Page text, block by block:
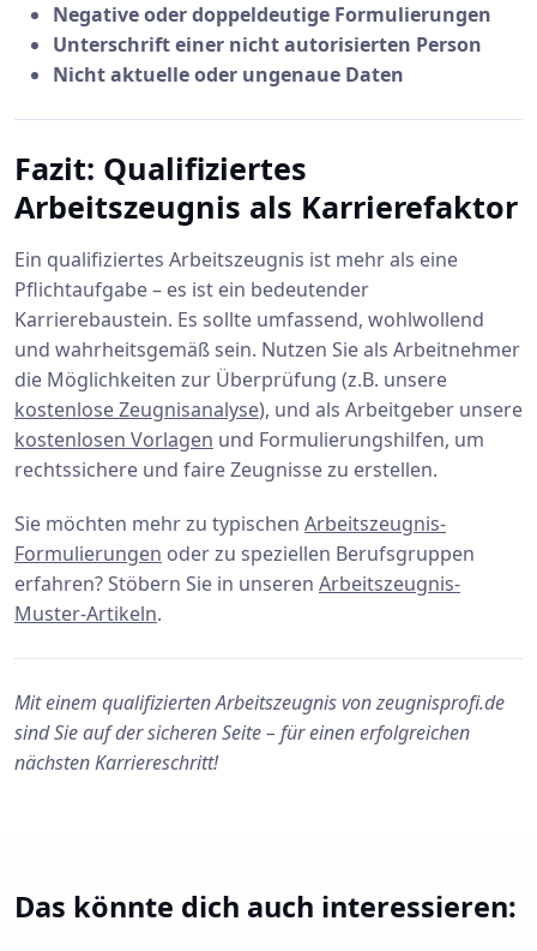
Negative oder doppeldeutige Formulierungen
Unterschrift einer nicht autorisierten Person
Nicht aktuelle oder ungenaue Daten
Fazit: Qualifiziertes
Arbeitszeugnis als Karrierefaktor
Ein qualifiziertes Arbeitszeugnis ist mehr als eine
Pflichtaufgabe – es ist ein bedeutender
Karrierebaustein. Es sollte umfassend, wohlwollend
und wahrheitsgemäß sein. Nutzen Sie als Arbeitnehmer
die Möglichkeiten zur Überprüfung (z.B. unsere
kostenlose Zeugnisanalyse), und als Arbeitgeber unsere
kostenlosen Vorlagen und Formulierungshilfen, um
rechtssichere und faire Zeugnisse zu erstellen.
Sie möchten mehr zu typischen Arbeitszeugnis-
Formulierungen oder zu speziellen Berufsgruppen
erfahren? Stöbern Sie in unseren Arbeitszeugnis-
Muster-Artikeln.
Mit einem qualifizierten Arbeitszeugnis von zeugnisprofi.de
sind Sie auf der sicheren Seite – für einen erfolgreichen
nächsten Karriereschritt!
Das könnte dich auch interessieren: